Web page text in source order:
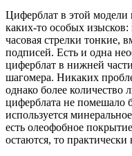
Циферблат в этой модели
каких-то особых
часовая стрелки тонкие,
подписей. Есть и одна
циферблат в нижней
шагомера. Никаких
однако более количество
циферблата не помешало
используется
есть олеофобное
остаются, то практически